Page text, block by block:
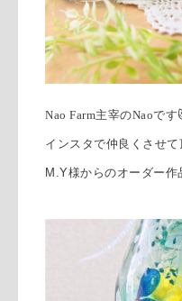
Nao Farm主宰のNaoです
インスタで仲良くさせて
M.Y様からのオーダー作